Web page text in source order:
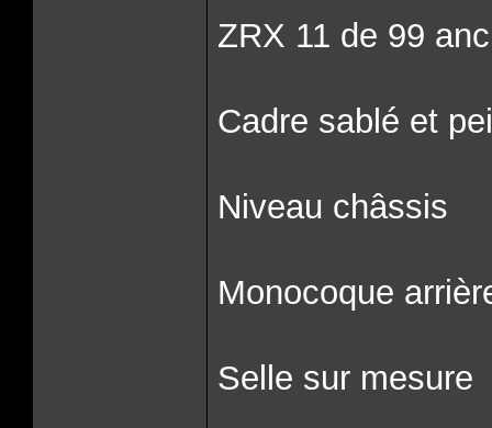
ZRX 11 de 99
Cadre sablé et
Niveau châssis
Monocoque
Selle sur mesure